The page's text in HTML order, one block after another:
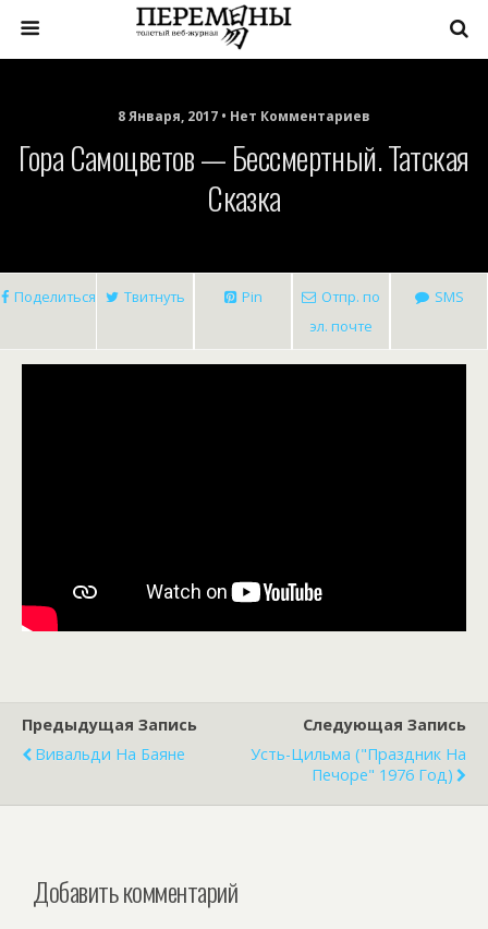
8 Января, 2017 • Нет Комментариев
Гора Самоцветов — Бессмертный. Татская
Сказка
Поделиться Твитнуть Pin
Отпр. по
эл. почте
SMS
Предыдущая Запись
Вивальди На Баяне
Следующая Запись
Усть-Цильма ("Праздник На
Печоре" 1976 Год)
Добавить комментарий